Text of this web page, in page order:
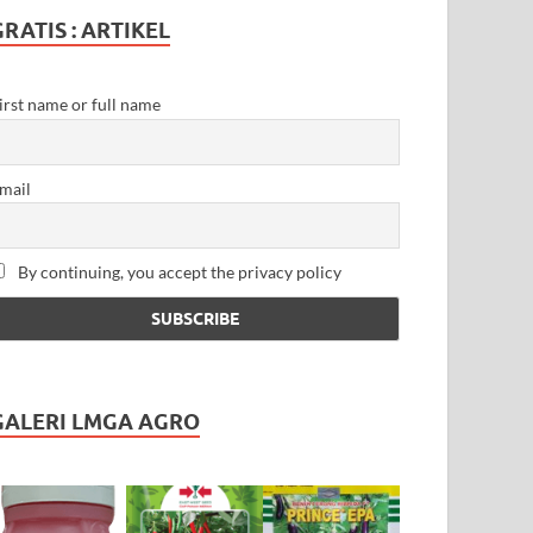
: ARTIKEL
name or full name
By continuing, you accept the privacy policy
LMGA AGRO